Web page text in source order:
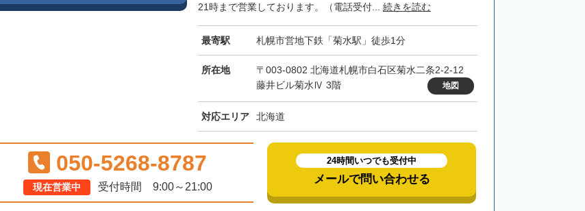
21時まで営業しております。（電話受付... 続きを読む
最寄駅 札幌市営地下鉄「菊水駅」徒歩1分
所在地
〒003-0802 北海道札幌市白石区菊水二条2-2-12
藤井ビル菊水Ⅳ 3階
地図
対応エリア 北海道
050-5268-8787
現在営業中 受付時間 9:00～21:00
24時間いつでも受付中
メールで問い合わせる